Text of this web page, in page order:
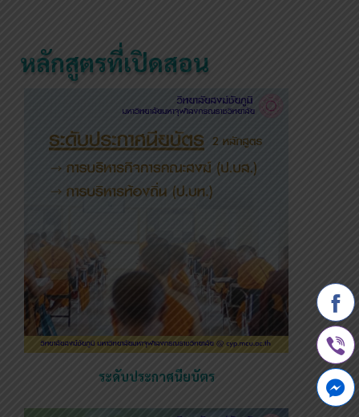
หลักสูตรที่เปิดสอน
ระดับประกาศนียบัตร